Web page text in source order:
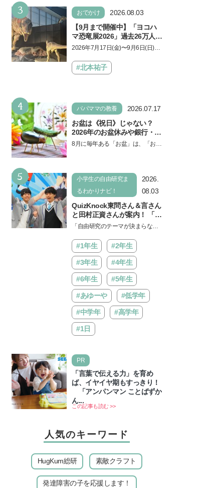
3 おでかけ
2026.08.03
【9月まで開催中】「ヨコハ
マ恐竜展2026」過去26万人を
動員した恐竜展が9年ぶりに
しむポイントを完全ガイド
2026年7月17日(金)〜9月6日(日)、
「ヨコハマ恐竜展2026〜恐竜の食
卓大図鑑〜」が開催…
#北本祐子
4 パパママの教養
2026.07.17
お盆は《祝日》じゃない？
2026年のお盆休みや銀行・役
所の営業や交通機関情報も紹
8月に毎年ある「お盆」は、「お盆
5
小学生の自由研究ま
るわかりナビ！
2026.
08.03
QuizKnock東問さん＆言さん
と田村正資さんが案内！ 「よ
みうりランド」で遊びながら
ントが開催
「自由研究のテーマが決まらな
ントをくれるイベントが、よみう
りランド「グッジョバ!!…
#1年生 #2年生
#3年生 #4年生
#6年生 #5年生
#あゆーや #低学年
#中学年 #高学年
#1日
PR
「言葉で伝える力」を育め
ば、イヤイヤ期もすっきり！
「アンパンマン ことばずか
ん...
この記事も読む >>
人気のキーワード
HugKum総研 素敵クラフト
発達障害の子を応援します！